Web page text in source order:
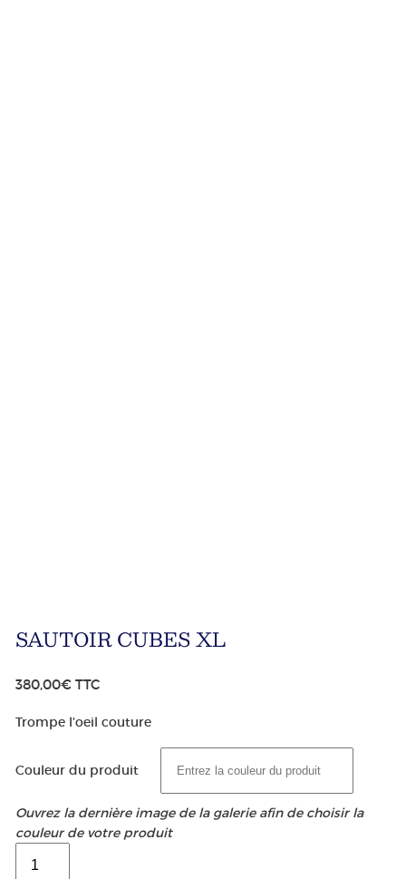
SAUTOIR CUBES XL
380,00€ TTC
Trompe l’oeil couture
Couleur du produit
Ouvrez la dernière image de la galerie afin de choisir la
couleur de votre produit
de